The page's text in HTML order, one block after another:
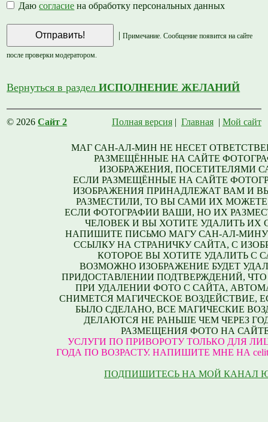
Даюсогласие на обработку персональных данных
Примечание. Сообщение появится на сайте
после проверки модератором.
Вернуться в разделИСПОЛНЕНИЕ ЖЕЛАНИЙ
© 2026Сайт 2 Полная версия| Главная| Мой сайт
МАГ САН-АЛ-МИН НЕ НЕСЕТ
РАЗМЕЩЁННЫЕ НА САЙТЕ
ИЗОБРАЖЕНИЯ, ПОСЕТИТЕЛЯМИ
ЕСЛИ РАЗМЕЩЁННЫЕ НА САЙТЕ
ИЗОБРАЖЕНИЯ ПРИНАДЛЕЖАТ ВАМ И
РАЗМЕСТИЛИ, ТО ВЫ САМИ ИХ МОЖЕТЕ
ЕСЛИ ФОТОГРАФИИ ВАШИ, НО ИХ
ЧЕЛОВЕК И ВЫ ХОТИТЕ УДАЛИТЬ ИХ
НАПИШИТЕ ПИСЬМО МАГУ САН-АЛ-
ССЫЛКУ НА СТРАНИЧКУ САЙТА, С
КОТОРОЕ ВЫ ХОТИТЕ УДАЛИТЬ С
ВОЗМОЖНО ИЗОБРАЖЕНИЕ БУДЕТ
ПРИДОСТАВЛЕНИИ ПОДТВЕРЖДЕНИЙ,
ПРИ УДАЛЕНИИ ФОТО С САЙТА,
СНИМЕТСЯ МАГИЧЕСКОЕ ВОЗДЕЙСТВИЕ,
БЫЛО СДЕЛАНО, ВСЕ МАГИЧЕСКИЕ
ДЕЛАЮТСЯ НЕ РАНЬШЕ ЧЕМ ЧЕРЕЗ
РАЗМЕЩЕНИЯ ФОТО НА
УСЛУГИ ПО ПРИВОРОТУ ТОЛЬКО ДЛЯ
ГОДА ПО ВОЗРАСТУ. НАПИШИТЕ МНЕ НА
ПОДПИШИТЕСЬ НА МОЙ КАНАЛ